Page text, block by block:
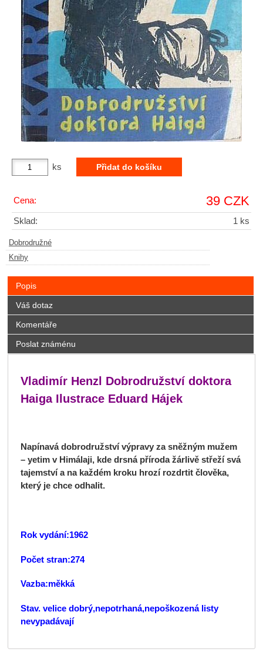
ks
Cena: 39 CZK
Sklad: 1 ks
Dobrodružné
Knihy
Popis
Váš dotaz
Komentáře
Poslat známénu
Vladimír Henzl Dobrodružství doktora
Haiga Ilustrace Eduard Hájek
Napínavá dobrodružství výpravy za sněžným mužem
– yetim v Himálaji, kde drsná příroda žárlivě střeží svá
tajemství a na každém kroku hrozí rozdrtit člověka,
který je chce odhalit.
Rok vydání:1962
Počet stran:274
Vazba:měkká
Stav. velice dobrý,nepotrhaná,nepoškozená listy
nevypadávají